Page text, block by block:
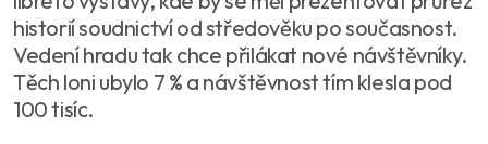
historií soudnictví od středověku po současnost.
Vedení hradu tak chce přilákat nové návštěvníky.
Těch loni ubylo 7 % a návštěvnost tím klesla pod
100 tisíc.